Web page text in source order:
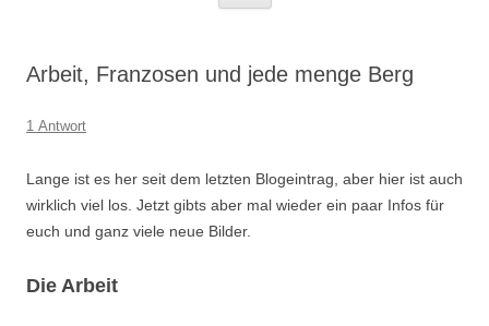
Arbeit, Franzosen und jede menge Berg
1 Antwort
Lange ist es her seit dem letzten Blogeintrag, aber hier ist auch
wirklich viel los. Jetzt gibts aber mal wieder ein paar Infos für
euch und ganz viele neue Bilder.
Die Arbeit